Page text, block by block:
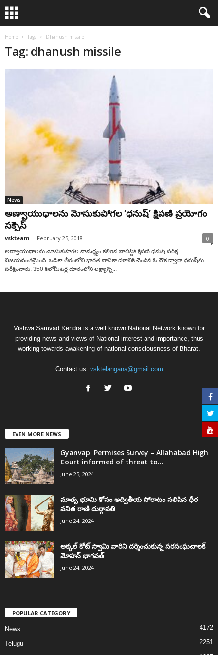
Home Tags Dhanush missile
Tag: dhanush missile
News
అణ్వాయుధాలను మోసుకుపోగల ‘ధనుష్‌’ క్షిపణి ప్రయోగం
సక్సెస్‌
vskteam - February 25, 2018 0
అణ్వాయుధాలను మోసుకుపోగల సామర్థ్యం కలిగిన బాలిస్టిక్‌ క్షిపణి ధనుష్‌ పరీక్ష
విజయవంతమైంది. ఒడిశా తీరంలోని భారత నావికా దళానికి చెందిన ఓ నౌక ద్వారా ధనుష్‌ను
పరీక్షించారు. 350 కిలోమీటర్ల దూరంలోని లక్ష్యాన్ని...
Vishwa Samvad Kendra is a well known National Network known for
providing news and views of National interest and importance, thus
working towards awakening of national consciousness of Bharat.
Contact us: vsktelangana@gmail.com
EVEN MORE NEWS
Gyanvapi Permises Survey – Allahabad High
Court informed of threat to...
June 25, 2024
మాతృ భూమి కోసం అద్వితీయ పోరాటం సలిపిన ధీర
వనిత రాణి దుర్గావతి
June 24, 2024
అక్కల్‌ కోట్‌ స్వామి వారిని దర్శించుకున్న సరసంఘచాలక్
మోహన్ భాగవత్
June 24, 2024
POPULAR CATEGORY
News 4172
Telugu 2251